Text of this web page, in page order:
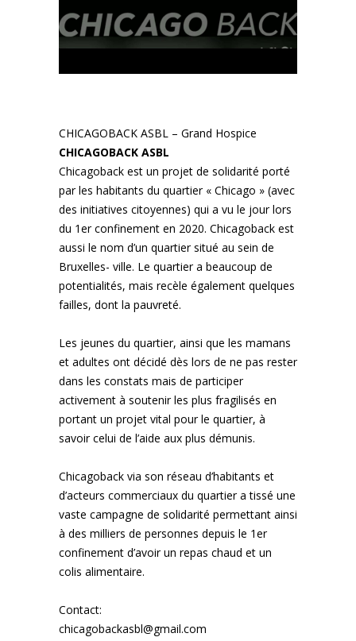
CHICAGOBACK ASBL – Grand Hospice
CHICAGOBACK ASBL
Chicagoback est un projet de solidarité porté
par les habitants du quartier « Chicago » (avec
des initiatives citoyennes) qui a vu le jour lors
du 1er confinement en 2020. Chicagoback est
aussi le nom d’un quartier situé au sein de
Bruxelles- ville. Le quartier a beaucoup de
potentialités, mais recèle également quelques
failles, dont la pauvreté.
Les jeunes du quartier, ainsi que les mamans
et adultes ont décidé dès lors de ne pas rester
dans les constats mais de participer
activement à soutenir les plus fragilisés en
portant un projet vital pour le quartier, à
savoir celui de l’aide aux plus démunis.
Chicagoback via son réseau d’habitants et
d’acteurs commerciaux du quartier a tissé une
vaste campagne de solidarité permettant ainsi
à des milliers de personnes depuis le 1er
confinement d’avoir un repas chaud et un
colis alimentaire.
Contact:
chicagobackasbl@gmail.com